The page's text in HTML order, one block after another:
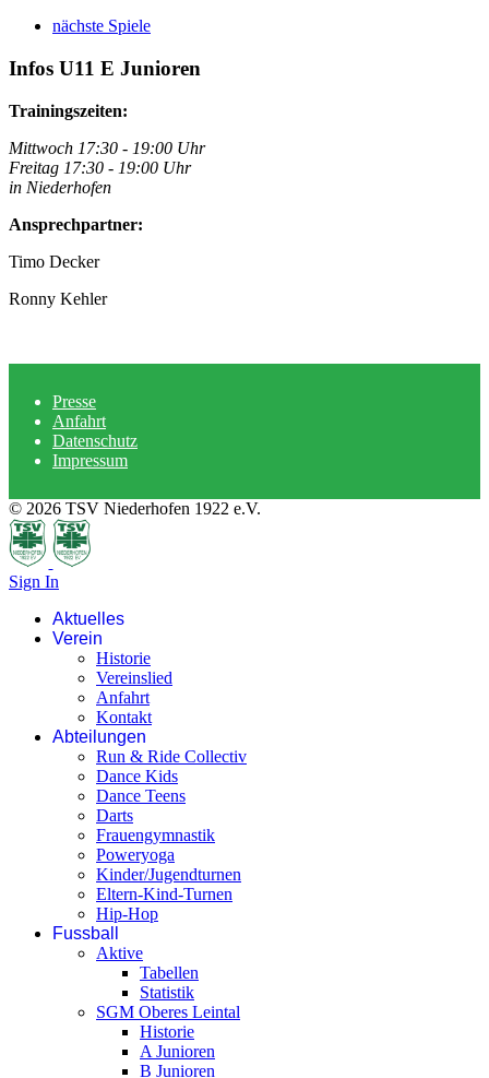
nächste Spiele
Infos U11 E Junioren
Trainingszeiten:
Mittwoch 17:30 - 19:00 Uhr
Freitag 17:30 - 19:00 Uhr
in Niederhofen
Ansprechpartner:
Timo Decker
Ronny Kehler
Presse
Anfahrt
Datenschutz
Impressum
© 2026 TSV Niederhofen 1922 e.V.
Sign In
Aktuelles
Verein
Historie
Vereinslied
Anfahrt
Kontakt
Abteilungen
Run & Ride Collectiv
Dance Kids
Dance Teens
Darts
Frauengymnastik
Poweryoga
Kinder/Jugendturnen
Eltern-Kind-Turnen
Hip-Hop
Fussball
Aktive
Tabellen
Statistik
SGM Oberes Leintal
Historie
A Junioren
B Junioren